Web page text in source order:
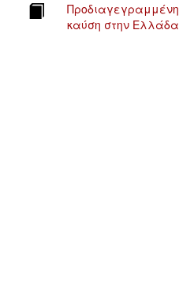
Προδιαγεγραμμένη
καύση στην Ελλάδα